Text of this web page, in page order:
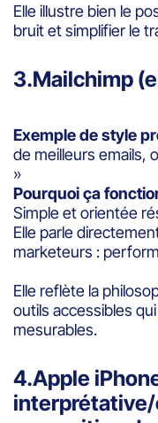
Elle illustre bien le
bruit et simplifier le
3.Mailchimp
Exemple de style
de meilleurs emails,
»
Pourquoi ça
Simple et orientée
Elle parle
marketeurs :
Elle reflète la
outils accessibles
mesurables.
4.Apple